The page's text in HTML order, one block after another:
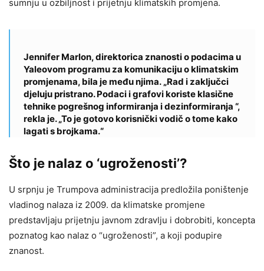
sumnju u ozbiljnost i prijetnju klimatskih promjena.
Jennifer Marlon, direktorica znanosti o podacima u
Yaleovom programu za komunikaciju o klimatskim
promjenama, bila je među njima. „Rad i zaključci
djeluju pristrano. Podaci i grafovi koriste klasične
tehnike pogrešnog informiranja i dezinformiranja “,
rekla je. „To je gotovo korisnički vodič o tome kako
lagati s brojkama.“
Što je nalaz o ‘ugroženosti’?
U srpnju je Trumpova administracija predložila poništenje
vladinog nalaza iz 2009. da klimatske promjene
predstavljaju prijetnju javnom zdravlju i dobrobiti, koncepta
poznatog kao nalaz o “ugroženosti”, a koji podupire
znanost.